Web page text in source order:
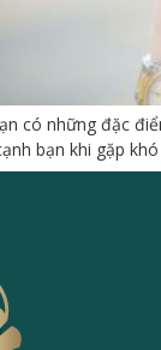
có những đặc
bạn khi gặp